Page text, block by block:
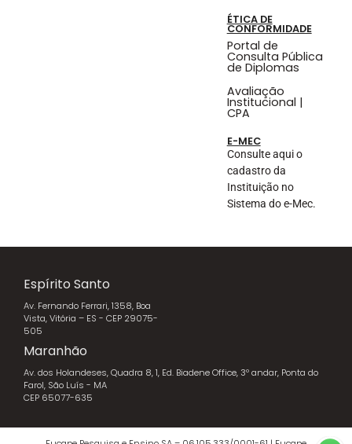
ÉTICA DE
CONFORMIDADE
Portal de
Consulta Pública
de Diplomas
Avaliação
Institucional |
CPA
E-MEC
Consulte aqui o
cadastro da
Instituição no
Sistema do e-Mec.
Espírito Santo
Av. Fernando Ferrari, 1358, Boa
Vista, Vitória – ES - CEP 29075-
505
Maranhão
Av. dos Holandeses, Quadra 8, 1, Ed. Biadene Office, 3º andar, Ponta do
Farol, São Luís - MA
CEP 65077-635